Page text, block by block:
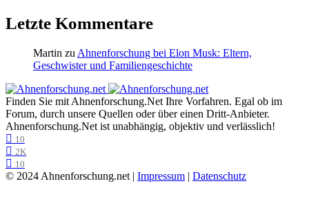
Letzte Kommentare
Martin zu Ahnenforschung bei Elon Musk: Eltern,
Geschwister und Familiengeschichte
Finden Sie mit Ahnenforschung.Net Ihre Vorfahren. Egal ob im
Forum, durch unsere Quellen oder über einen Dritt-Anbieter.
Ahnenforschung.Net ist unabhängig, objektiv und verlässlich!
10
2K
10
© 2024 Ahnenforschung.net | Impressum | Datenschutz